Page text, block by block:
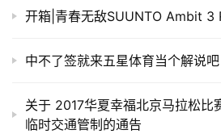
开箱|青春无敌SUUNTO Ambit 3
中不了签就来五星体育当个解说吧
关于 2017华夏幸福北京马拉松比
临时交通管制的通告